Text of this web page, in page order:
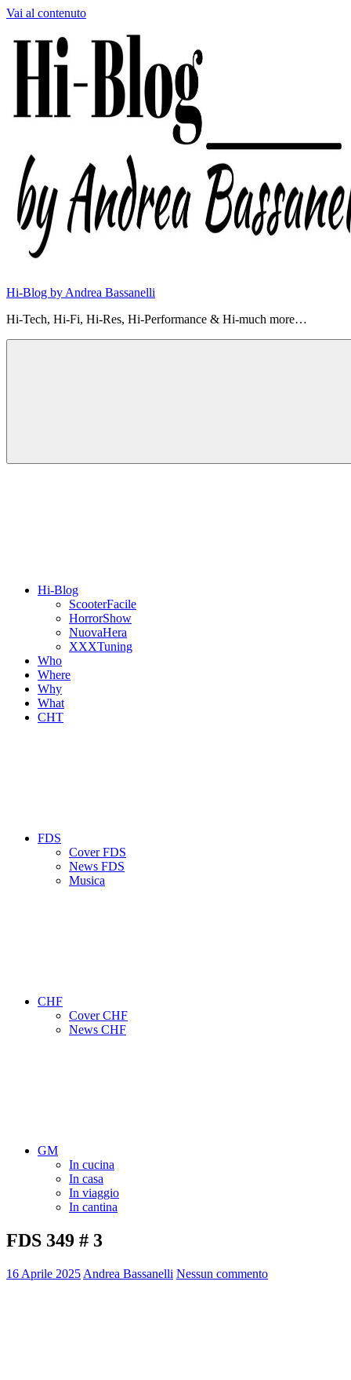
Vai al contenuto
Hi-Blog by Andrea Bassanelli
Hi-Tech, Hi-Fi, Hi-Res, Hi-Performance & Hi-much more…
Hi-Blog
ScooterFacile
HorrorShow
NuovaHera
XXXTuning
Who
Where
Why
What
CHT
FDS
Cover FDS
News FDS
Musica
CHF
Cover CHF
News CHF
GM
In cucina
In casa
In viaggio
In cantina
FDS 349 # 3
16 Aprile 2025 Andrea Bassanelli Nessun commento